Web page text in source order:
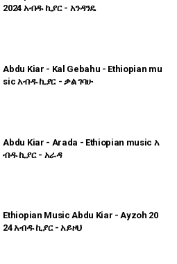
2024 አብዱ ኪያር - አንዳንዴ
Abdu Kiar - Kal Gebahu - Ethiopian mu
sic አብዱ ኪያር - ቃል ገባሁ
Abdu Kiar - Arada - Ethiopian music አ
ብዱ ኪያር - አራዳ
Ethiopian Music Abdu Kiar - Ayzoh 20
24 አብዱ ኪያር - አይዞህ